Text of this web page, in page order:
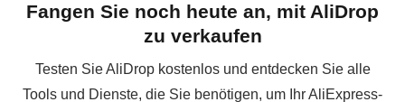
Fangen Sie noch heute an, mit AliDrop
zu verkaufen
Testen Sie AliDrop kostenlos und entdecken Sie alle
Tools und Dienste, die Sie benötigen, um Ihr AliExpress-